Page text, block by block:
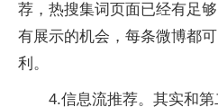
荐，热搜集词页面已经有足
有展示的机会，每条微博都
利。
4.信息流推荐。其实和